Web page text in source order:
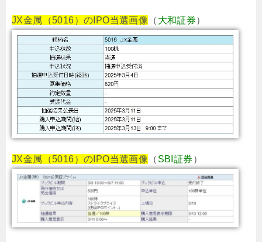
JX金属（5016）のIPO当選画像 （ 大和証券）
JX金属（5016）のIPO当選画像 （ SBI証券 ）